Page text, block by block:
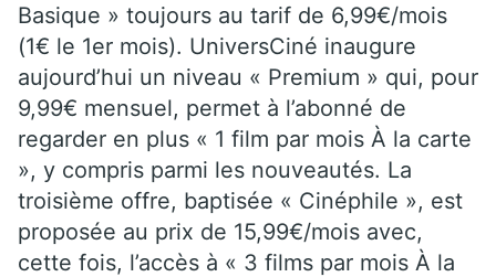
Basique » toujours au tarif de 6,99€/mois
(1€ le 1er mois). UniversCiné inaugure
aujourd’hui un niveau « Premium » qui, pour
9,99€ mensuel, permet à l’abonné de
regarder en plus « 1 film par mois À la carte
», y compris parmi les nouveautés. La
troisième offre, baptisée « Cinéphile », est
proposée au prix de 15,99€/mois avec,
cette fois, l’accès à « 3 films par mois À la